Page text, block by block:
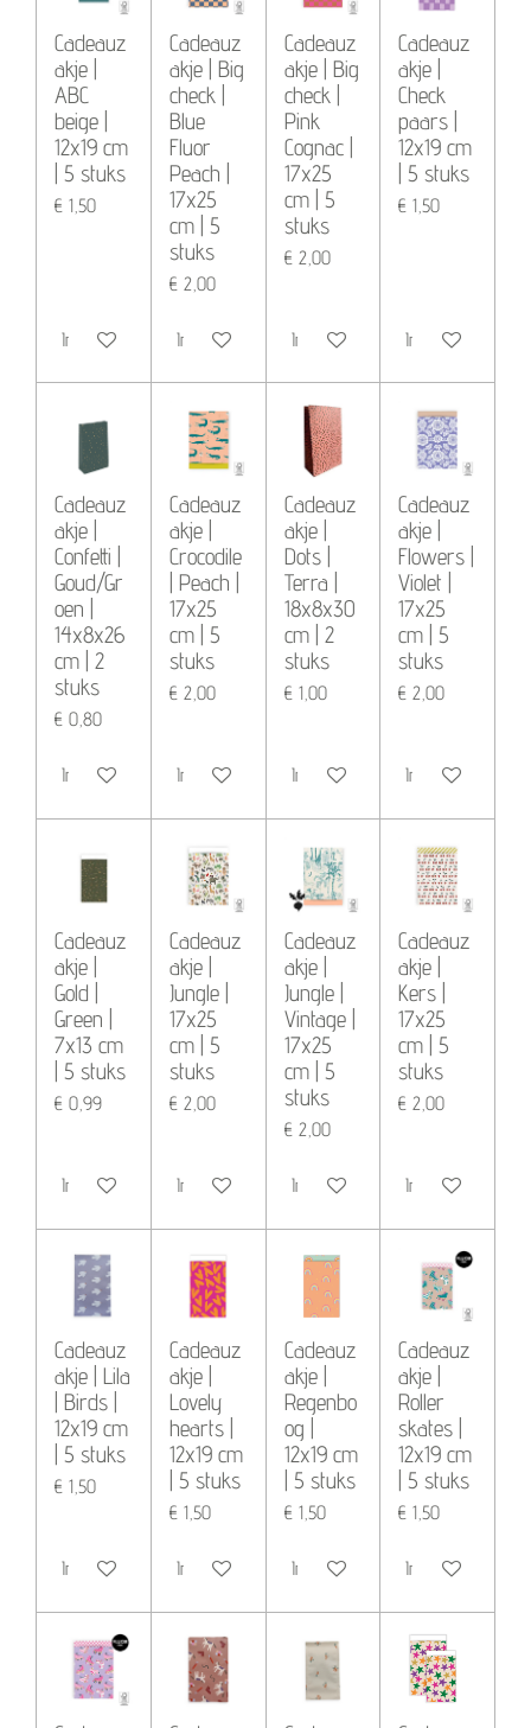
Cadeauz
akje |
ABC
beige |
12x19 cm
| 5 stuks
€ 1,50
In winkelwagen
Cadeauz
akje | Big
check |
Blue
Fluor
Peach |
17x25
cm | 5
stuks
€ 2,00
In winkelwagen
Cadeauz
akje | Big
check |
Pink
Cognac |
17x25
cm | 5
stuks
€ 2,00
In winkelwagen
Cadeauz
akje |
Check
paars |
12x19 cm
| 5 stuks
€ 1,50
In winkelwagen
Cadeauz
akje |
Confetti |
Goud/Gr
oen |
14x8x26
cm | 2
stuks
€ 0,80
In winkelwagen
Cadeauz
akje |
Crocodile
| Peach |
17x25
cm | 5
stuks
€ 2,00
In winkelwagen
Cadeauz
akje |
Dots |
Terra |
18x8x30
cm | 2
stuks
€ 1,00
In winkelwagen
Cadeauz
akje |
Flowers |
Violet |
17x25
cm | 5
stuks
€ 2,00
In winkelwagen
Cadeauz
akje |
Gold |
Green |
7x13 cm
| 5 stuks
€ 0,99
In winkelwagen
Cadeauz
akje |
Jungle |
17x25
cm | 5
stuks
€ 2,00
In winkelwagen
Cadeauz
akje |
Jungle |
Vintage |
17x25
cm | 5
stuks
€ 2,00
In winkelwagen
Cadeauz
akje |
Kers |
17x25
cm | 5
stuks
€ 2,00
In winkelwagen
Cadeauz
akje | Lila
| Birds |
12x19 cm
| 5 stuks
€ 1,50
In winkelwagen
Cadeauz
akje |
Lovely
hearts |
12x19 cm
| 5 stuks
€ 1,50
In winkelwagen
Cadeauz
akje |
Regenbo
og |
12x19 cm
| 5 stuks
€ 1,50
In winkelwagen
Cadeauz
akje |
Roller
skates |
12x19 cm
| 5 stuks
€ 1,50
In winkelwagen